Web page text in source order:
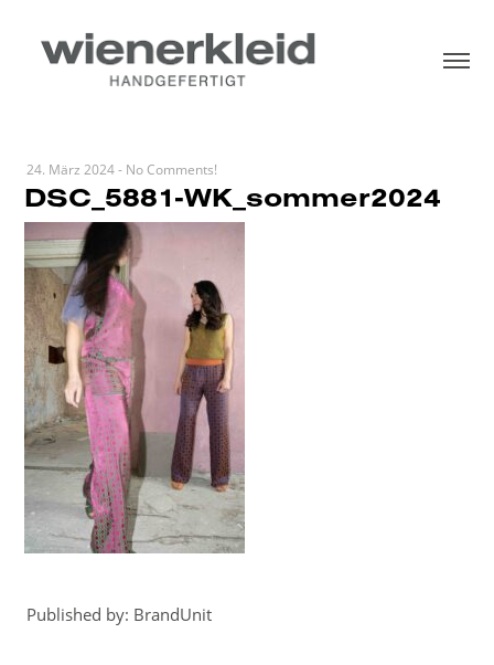
24. März 2024- No Comments!
DSC_5881-WK_sommer2024
Published by: BrandUnit